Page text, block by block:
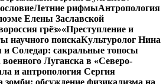
Летние рифмыАнтропология
Елены Заславской
грёз»«Преступление и
научного поискаКультуролог Нина
Соледар: сакральные топосы
Луганска в «Северо-
и антропология Сергия
зомби: обсуждение физикализма на